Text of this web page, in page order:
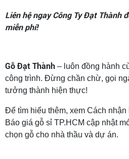
Liên hệ ngay Công Ty Đạt Thành
miễn phí!
Gỗ Đạt Thành – luôn đồng hành
công trình. Đừng chần chừ, gọi
tưởng thành hiện thực!
Để tìm hiểu thêm, xem Cách
Báo giá gỗ sỉ TP.HCM cập nhật
chọn gỗ cho nhà thầu và dự án.